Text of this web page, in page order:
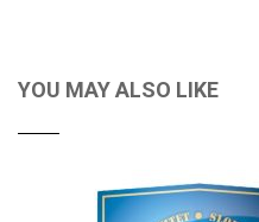
YOU MAY ALSO LIKE